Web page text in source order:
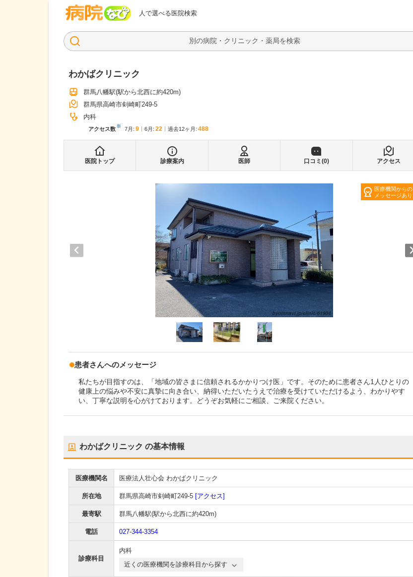
人で選べる医院検索
病院なび
検索
わかばクリニック
群馬八幡駅(駅から北西に約420m)
群馬県高崎市剣崎町249-5
内科
アクセス数※ 7月 : 9 6月 : 22 過去12ヶ月: 488
医院トップ 診療案内 医師 口コミ(0) アクセス
医療機関からの
メッセージあり
患者さんへのメッセージ
私たちが目指すのは、「地域の皆さまに信頼されるかかりつけ医」です。そのために患者さん1人ひとりの
健康上の悩みや不安に真摯に向き合い、納得いただいたうえで治療を受けていただけるよう、わかりやす
い、丁寧な説明を心がけております。どうぞお気軽にご相談、ご来院ください。
わかばクリニック の基本情報
医療機関名 医療法人壮心会 わかばクリニック
所在地 群馬県高崎市剣崎町249-5 [アクセス]
最寄駅 群馬八幡駅(駅から北西に約420m)
電話 027-344-3354
診療科目
内科
近くの医療機関を診療科目から探す